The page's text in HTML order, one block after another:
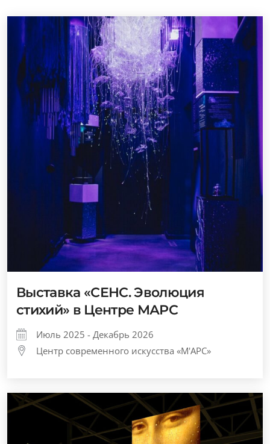
Выставка «СЕНС. Эволюция
стихий» в Центре МАРС
Июль 2025 - Декабрь 2026
Центр современного искусства «М'АРС»